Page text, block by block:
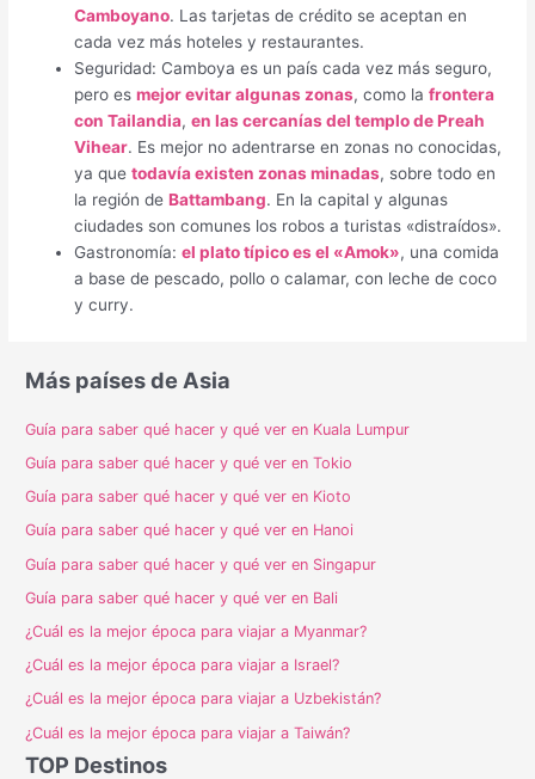
Camboyano. Las tarjetas de crédito se aceptan en
cada vez más hoteles y restaurantes.
Seguridad: Camboya es un país cada vez más seguro,
pero esmejor evitar algunas zonas, como lafrontera
con Tailandia,en las cercanías del templo de Preah
Vihear. Es mejor no adentrarse en zonas no conocidas,
ya quetodavía existen zonas minadas, sobre todo en
la región deBattambang. En la capital y algunas
ciudades son comunes los robos a turistas «distraídos».
Gastronomía:el plato típico es el «Amok», una comida
a base de pescado, pollo o calamar, con leche de coco
y curry.
Más países de Asia
Guía para saber qué hacer y qué ver en Kuala Lumpur
Guía para saber qué hacer y qué ver en Tokio
Guía para saber qué hacer y qué ver en Kioto
Guía para saber qué hacer y qué ver en Hanoi
Guía para saber qué hacer y qué ver en Singapur
Guía para saber qué hacer y qué ver en Bali
¿Cuál es la mejor época para viajar a Myanmar?
¿Cuál es la mejor época para viajar a Israel?
¿Cuál es la mejor época para viajar a Uzbekistán?
¿Cuál es la mejor época para viajar a Taiwán?
TOP Destinos